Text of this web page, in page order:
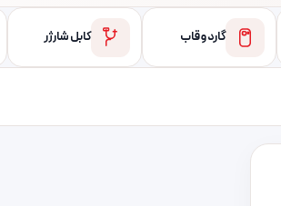
گارد و قاب کابل شارژر